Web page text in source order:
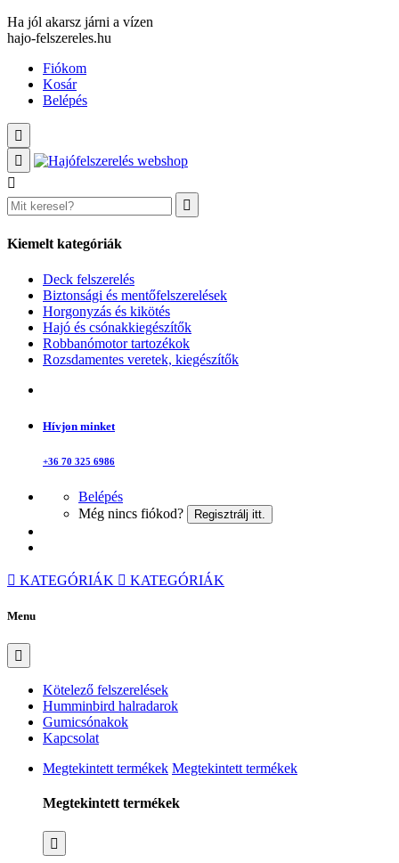
Ha jól akarsz járni a vízen
hajo-felszereles.hu
Fiókom
Kosár
Belépés
Kiemelt kategóriák
Deck felszerelés
Biztonsági és mentőfelszerelések
Horgonyzás és kikötés
Hajó és csónakkiegészítők
Robbanómotor tartozékok
Rozsdamentes veretek, kiegészítők
Hívjon minket
+36 70 325 6986
Belépés
Még nincs fiókod?
Regisztrálj itt.
KATEGÓRIÁK KATEGÓRIÁK
Menu
Kötelező felszerelések
Humminbird halradarok
Gumicsónakok
Kapcsolat
Megtekintett termékek Megtekintett termékek
Megtekintett termékek